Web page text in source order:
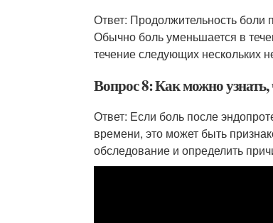
Ответ: Продолжительность боли
Обычно боль уменьшается в
течение следующих нескольких
Вопрос 8: Как можно узнать,
Ответ: Если боль после
времени, это может быть
обследование и определить